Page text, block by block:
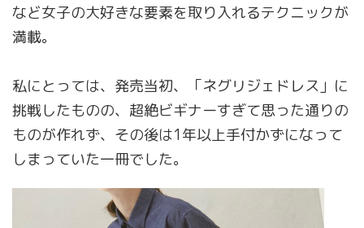
など女子の大好きな要素を取り入れるテクニックが
満載。
私にとっては、発売当初、「ネグリジェドレス」に
挑戦したものの、超絶ビギナーすぎて思った通りの
ものが作れず、その後は1年以上手付かずになって
しまっていた一冊でした。